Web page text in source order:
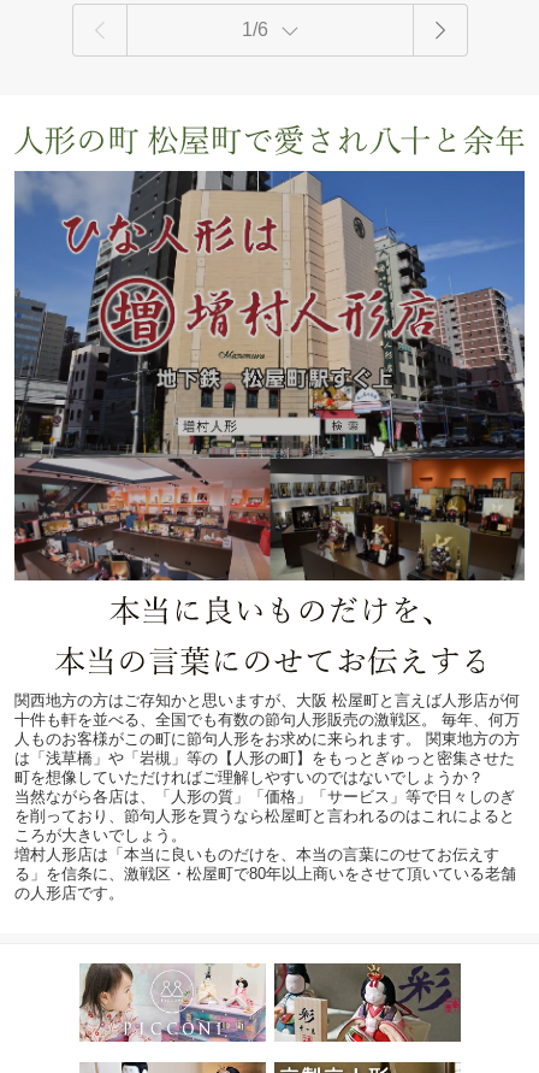
1/6
関西地方の方はご存知かと思いますが、大阪 松屋町と言えば人形店が何
十件も軒を並べる、全国でも有数の節句人形販売の激戦区。 毎年、何万
人ものお客様がこの町に節句人形をお求めに来られます。 関東地方の方
は「浅草橋」や「岩槻」等の【人形の町】をもっとぎゅっと密集させた
町を想像していただければご理解しやすいのではないでしょうか？
当然ながら各店は、「人形の質」「価格」「サービス」等で日々しのぎ
を削っており、節句人形を買うなら松屋町と言われるのはこれによると
ころが大きいでしょう。
増村人形店は「本当に良いものだけを、本当の言葉にのせてお伝えす
る」を信条に、激戦区・松屋町で80年以上商いをさせて頂いている老舗
の人形店です。